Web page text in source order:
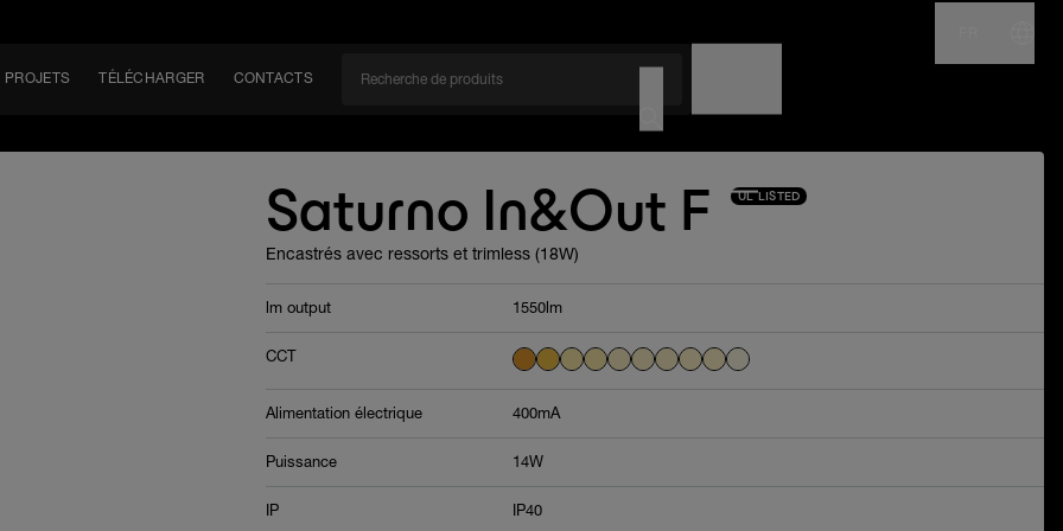
PROJETS TÉLÉCHARGER CONTACTS
NOM
Saturno In&Out F UL LISTED
Encastrés avec ressorts et trimless (18W)
lm output 1550lm
CCT
Alimentation électrique 400mA
Puissance 14W
IP IP40